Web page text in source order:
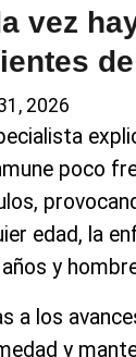
vez
2026
poco
edad, la
y
a los
y